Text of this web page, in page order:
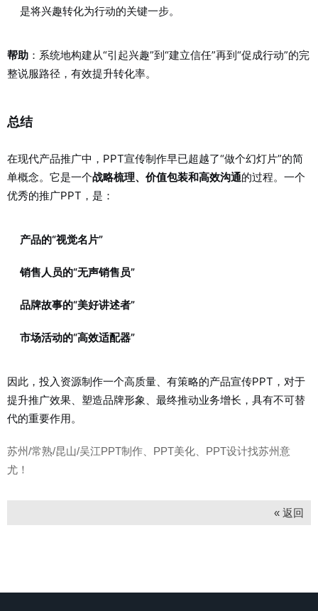
是将兴趣转化为行动的关键一步。
帮助 ：系统地构建从“引起兴趣”到“建立信任”再到“促成行动”的完
整说服路径，有效提升转化率。
总结
在现代产品推广中，PPT宣传制作早已超越了“做个幻灯片”的简
单概念。它是一个战略梳理、价值包装和高效沟通的过程。一个
优秀的推广PPT，是：
产品的“视觉名片”
销售人员的“无声销售员”
品牌故事的“美好讲述者”
市场活动的“高效适配器”
因此，投入资源制作一个高质量、有策略的产品宣传PPT，对于
提升推广效果、塑造品牌形象、最终推动业务增长，具有不可替
代的重要作用。
苏州/常熟/昆山/吴江PPT制作、PPT美化、PPT设计找苏州意
尤！
« 返回